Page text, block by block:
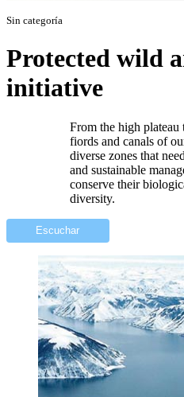
Sin categoría
Protected wild
initiative
From the high plateau
fiords and canals of
diverse zones that
and sustainable
conserve their
diversity.
Escuchar